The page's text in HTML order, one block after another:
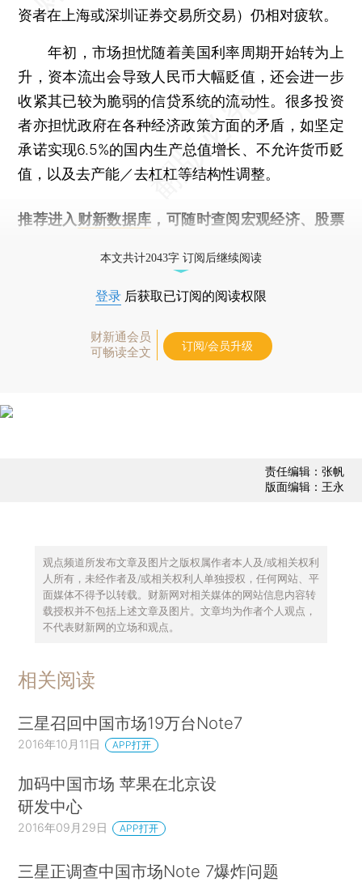
资者在上海或深圳证券交易所交易）仍相对疲软。
年初，市场担忧随着美国利率周期开始转为上
升，资本流出会导致人民币大幅贬值，还会进一步
收紧其已较为脆弱的信贷系统的流动性。很多投资
者亦担忧政府在各种经济政策方面的矛盾，如坚定
承诺实现6.5%的国内生产总值增长、不允许货币贬
值，以及去产能／去杠杠等结构性调整。
推荐进入 财新数据库 ，可随时查阅宏观经济、股票
本文共计2043字 订阅后继续阅读
登录 后获取已订阅的阅读权限
财新通会员
可畅读全文
订阅/会员升级
责任编辑：张帆
版面编辑：王永
观点频道所发布文章及图片之版权属作者本人及/或相关权利
人所有，未经作者及/或相关权利人单独授权，任何网站、平
面媒体不得予以转载。财新网对相关媒体的网站信息内容转
载授权并不包括上述文章及图片。文章均为作者个人观点，
不代表财新网的立场和观点。
相关阅读
三星召回中国市场19万台Note7
2016年10月11日 APP打开
加码中国市场 苹果在北京设
研发中心
2016年09月29日 APP打开
三星正调查中国市场Note 7爆炸问题